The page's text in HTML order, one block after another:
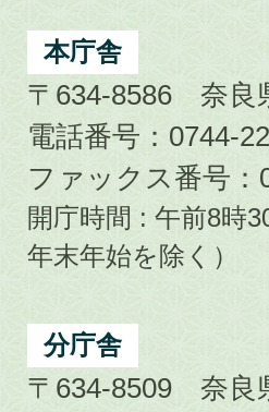
City
本庁舎
〒634-8586 奈良
電話番号：0744-
ファックス番号：
開庁時間 : 午前8時
年末年始を除く）
分庁舎
〒634-8509 奈良